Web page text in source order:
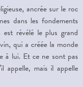
ancrée sur le roc
dans les fondements
est révélé le plus grand
qui a créée la monde
à lui. Et ce ne sont pas
appelle, mais il appelle